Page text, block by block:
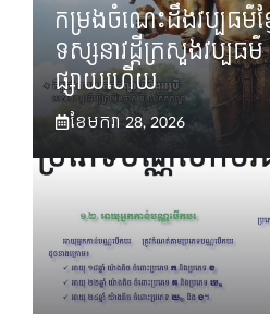
កម្រងចំណេះដឹងវប្បធម៌ខ្ម
ទស្សនាវដ្តីក្រសួងវប្បធ
ផ្សាយហើយ
ខែ​មករា 28, 2026